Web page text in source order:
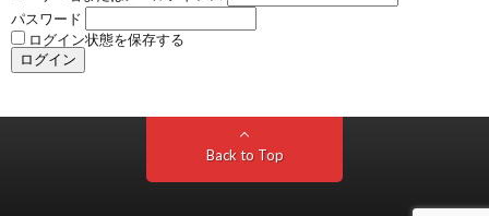
パスワード
ログイン状態を保存する
Back to Top